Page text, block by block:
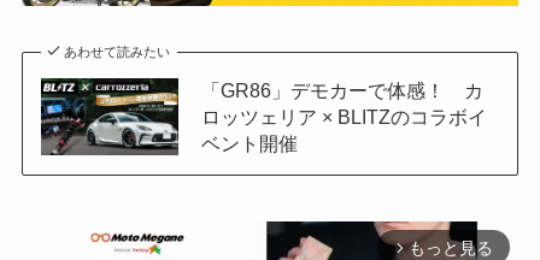
あわせて読みたい
「GR86」デモカーで体感！ カ
ロッツェリア × BLITZのコラボイ
ベント開催
arrow_forward_ios もっと見る